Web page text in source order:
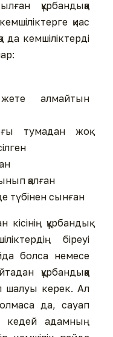
құрбандыққа
қиас
кемшіліктерді
алмайтын
тумадан жоқ
қалған
түбінен сынған
құрбандық
біреуі
болса немесе
құрбандыққа
шалуы керек. Ал
да, сауап
кедей адамның